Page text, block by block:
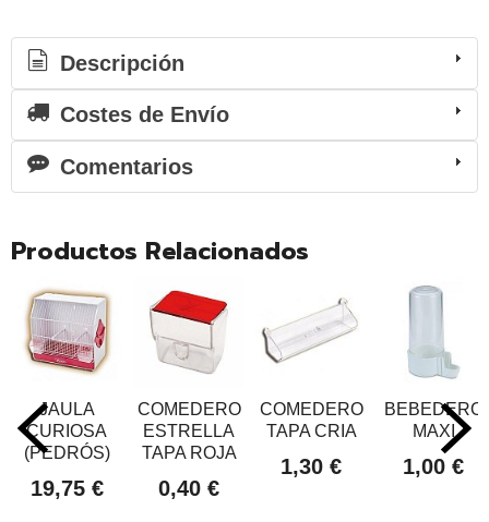
Descripción
Costes de Envío
Comentarios
Productos Relacionados
JAULA
CURIOSA
(PEDRÓS)
19,75 €
COMEDERO
ESTRELLA
TAPA ROJA
0,40 €
COMEDERO
TAPA CRIA
1,30 €
BEBEDERO
MAXI
1,00 €